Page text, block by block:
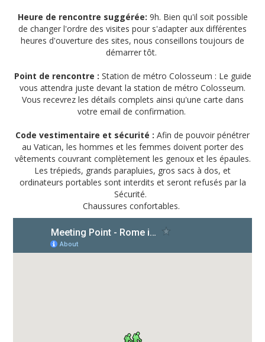
Heure de rencontre suggérée: 9h. Bien qu'il soit possible
de changer l'ordre des visites pour s'adapter aux différentes
heures d'ouverture des sites, nous conseillons toujours de
démarrer tôt.
Point de rencontre : Station de métro Colosseum : Le guide
vous attendra juste devant la station de métro Colosseum.
Vous recevrez les détails complets ainsi qu'une carte dans
votre email de confirmation.
Code vestimentaire et sécurité : Afin de pouvoir pénétrer
au Vatican, les hommes et les femmes doivent porter des
vêtements couvrant complètement les genoux et les épaules.
Les trépieds, grands parapluies, gros sacs à dos, et
ordinateurs portables sont interdits et seront refusés par la
Sécurité.
Chaussures confortables.